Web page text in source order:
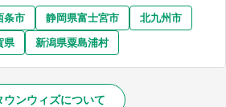
選択する
条市 静岡県富士宮市
北九州市
県 新潟県粟島浦村
ウンウィズについて